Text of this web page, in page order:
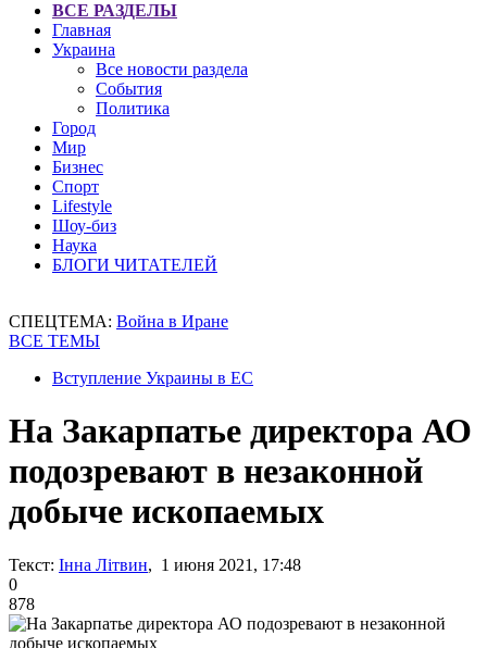
ВСЕ РАЗДЕЛЫ
Главная
Украина
Все новости раздела
События
Политика
Город
Мир
Бизнес
Спорт
Lifestyle
Шоу-биз
Наука
БЛОГИ ЧИТАТЕЛЕЙ
СПЕЦТЕМА: Война в Иране
ВСЕ ТЕМЫ
Вступление Украины в ЕС
На Закарпатье директора АО
подозревают в незаконной
добыче ископаемых
Текст: Інна Літвин, 1 июня 2021, 17:48
0
878